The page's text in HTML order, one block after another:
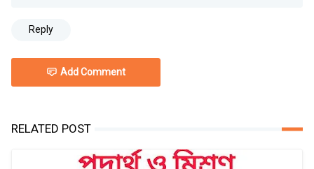
Reply
Add Comment
RELATED POST